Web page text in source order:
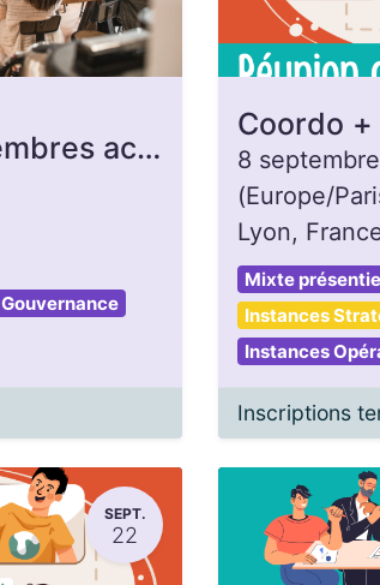
Collège des membres actifs
Gouvernance
Coordo
8
(Europe/
Lyon,
Mixte
Instances
Instances
Inscriptions
SEPT.
22